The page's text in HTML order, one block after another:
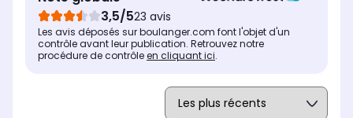
3,5/523 avis
Les avis déposés sur boulanger.com font l'objet d'un
contrôle avant leur publication. Retrouvez notre
procédure de contrôleen cliquant ici.